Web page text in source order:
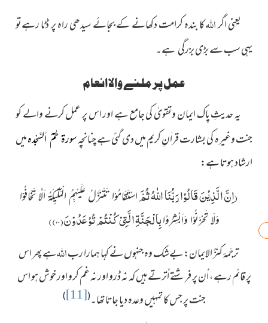
یعنی اگراللہکا بندہ کرامت دکھانے کے بجائے سیدھی راہ پر ڈٹا رہےتو
یہی سب سے بڑی بزرگیہے۔
عمل پر ملنے والا انعام
یہ حدیثِ پاک ایمان وتقویٰ کی جامع ہے اور اس پر عمل کرنےوالے کو
جنت وغیرہ کی بشارت قراٰنِ کریم میں دی گئی ہے چنانچہسورۃ حٰمٓ اَلسَّجْدہمیں
ارشاد ہوتا ہے:
(اِنَّ الَّذِیْنَ قَالُوْا رَبُّنَا اللّٰهُ ثُمَّاسْتَقَامُوْا تَتَنَزَّلُ عَلَیْهِمُ الْمَلٰٓىٕكَةُ اَلَّا تَخَافُوْا
وَلَا تَحْزَنُوْا وَاَبْشِرُوْابِالْجَنَّةِ الَّتِیْ كُنْتُمْ تُوْعَدُوْنَ(۳۰))
ترجَمۂ کنزُ الایمان: بےشک وہ جنہوں نے کہا ہمارا رباللہہے پھر اس
پر قائم رہے، اُن پر فرشتے اُترتے ہیں کہ نہ ڈرو اور نہ غم کرو اور خوش ہو اس
جنت پر جس کا تمہیں وعدہ دیا جاتا تھا۔(
[11]
)